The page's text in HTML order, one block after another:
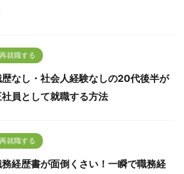
再就職する
なし・社会人経験なしの20代後半が
員として就職する方法
再就職する
経歴書が面倒くさい！一瞬で職務経